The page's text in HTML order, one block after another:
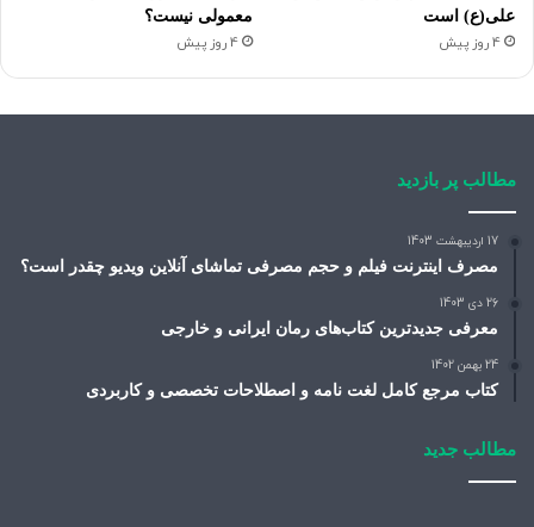
علی(ع) است
4 روز پیش
معمولی نیست؟
4 روز پیش
مطالب پر بازدید
17 اردیبهشت 1403
مصرف اینترنت فیلم و حجم مصرفی تماشای آنلاین ویدیو چقدر است؟
26 دی 1403
معرفی جدیدترین کتاب‌های رمان ایرانی و خارجی
24 بهمن 1402
کتاب مرجع کامل لغت نامه و اصطلاحات تخصصی و کاربردی
مطالب جدید